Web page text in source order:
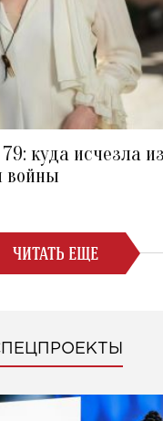
куда исчезла
войны
ЧИТАТЬ ЕЩЕ